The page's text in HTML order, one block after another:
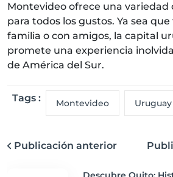
Montevideo ofrece una variedad
para todos los gustos. Ya sea que
familia o con amigos, la capital
promete una experiencia
de América del Sur.
Tags : Montevideo Uruguay
Publicación anterior